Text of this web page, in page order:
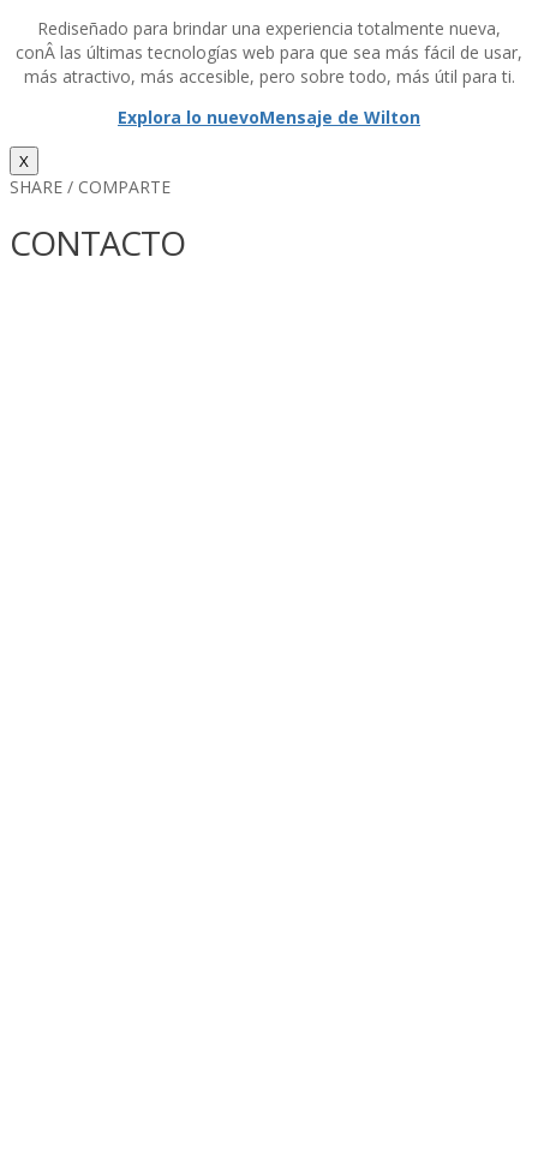
Rediseñado para brindar una experiencia totalmente nueva,
conÂ las últimas tecnologí­as web para que sea más fácil de usar,
más atractivo, más accesible, pero sobre todo, más útil para ti.
Explora lo nuevoMensaje de Wilton
X
SHARE / COMPARTE
CONTACTO